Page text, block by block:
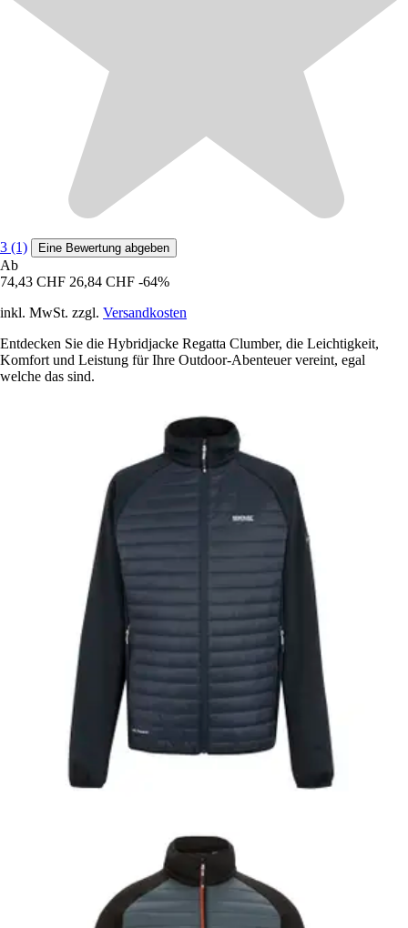
3 (1) Eine Bewertung abgeben
Ab
74,43 CHF 26,84 CHF -64%
inkl. MwSt. zzgl. Versandkosten
Entdecken Sie die Hybridjacke Regatta Clumber, die Leichtigkeit,
Komfort und Leistung für Ihre Outdoor-Abenteuer vereint, egal
welche das sind.